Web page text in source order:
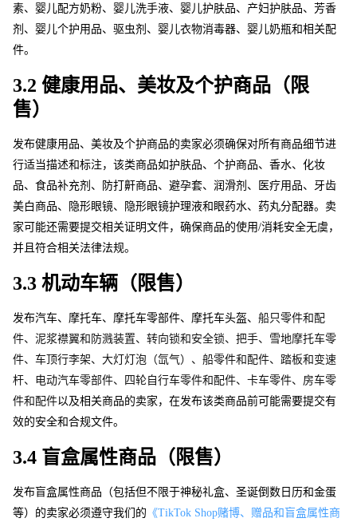
素、婴儿配方奶粉、婴儿洗手液、婴儿护肤品、产妇护肤品、芳香
剂、婴儿个护用品、驱虫剂、婴儿衣物消毒器、婴儿奶瓶和相关配
件。
3.2 健康用品、美妆及个护商品（限
售）
发布健康用品、美妆及个护商品的卖家必须确保对所有商品细节进
行适当描述和标注，该类商品如护肤品、个护商品、香水、化妆
品、食品补充剂、防打鼾商品、避孕套、润滑剂、医疗用品、牙齿
美白商品、隐形眼镜、隐形眼镜护理液和眼药水、药丸分配器。卖
家可能还需要提交相关证明文件，确保商品的使用/消耗安全无虞，
并且符合相关法律法规。
3.3 机动车辆（限售）
发布汽车、摩托车、摩托车零部件、摩托车头盔、 船只零件和配
件、泥浆襟翼和防溅装置、转向锁和安全锁、把手、雪地摩托车零
件、车顶行李架、大灯灯泡（氙气）、船零件和配件、踏板和变速
杆、电动汽车零部件、四轮自行车零件和配件、卡车零件、房车零
件和配件以及相关商品的卖家，在发布该类商品前可能需要提交有
效的安全和合规文件。
3.4 盲盒属性商品（限售）
发布盲盒属性商品（包括但不限于神秘礼盒、圣诞倒数日历和金蛋
等）的卖家必须遵守我们的 《TikTok Shop赌博、赠品和盲盒属性商